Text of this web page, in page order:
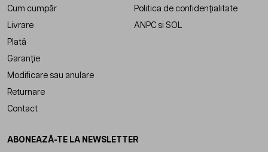
Cum cumpăr
Livrare
Plată
Garanție
Modificare sau anulare
Returnare
Contact
Politica de confidențialitate
ANPC si SOL
ABONEAZĂ-TE LA NEWSLETTER